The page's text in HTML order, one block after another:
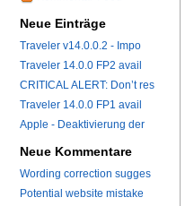
Neue Einträge
Traveler v14.0.0.2 - Impo
Traveler 14.0.0 FP2 avail
CRITICAL ALERT: Don’t res
Traveler 14.0.0 FP1 avail
Apple - Deaktivierung der
Neue Kommentare
Wording correction sugges
Potential website mistake